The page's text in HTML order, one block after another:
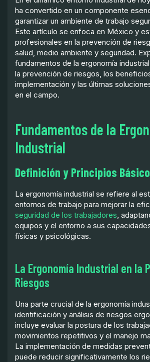
ha convertido en un componente
garantizar un ambiente de trabajo
Este artículo se enfoca en México y
profesionales en la prevención de
salud, medio ambiente y seguridad.
fundamentos de la ergonomía
la prevención de riesgos, los
implementación y las últimas
en el campo.
Fundamentos de la
Industrial
Definición y Principios
La ergonomía industrial se refiere al
entornos de trabajo para mejorar la
seguridad de los trabajadores,
equipos y el entorno a sus
físicas y psicológicas.
La Ergonomía Industrial en la
Riesgos
Una parte crucial de la ergonomía
identificación y análisis de riesgos
incluye evaluar la postura de los
movimientos repetitivos y el manejo
La implementación de medidas
puede reducir significativamente los